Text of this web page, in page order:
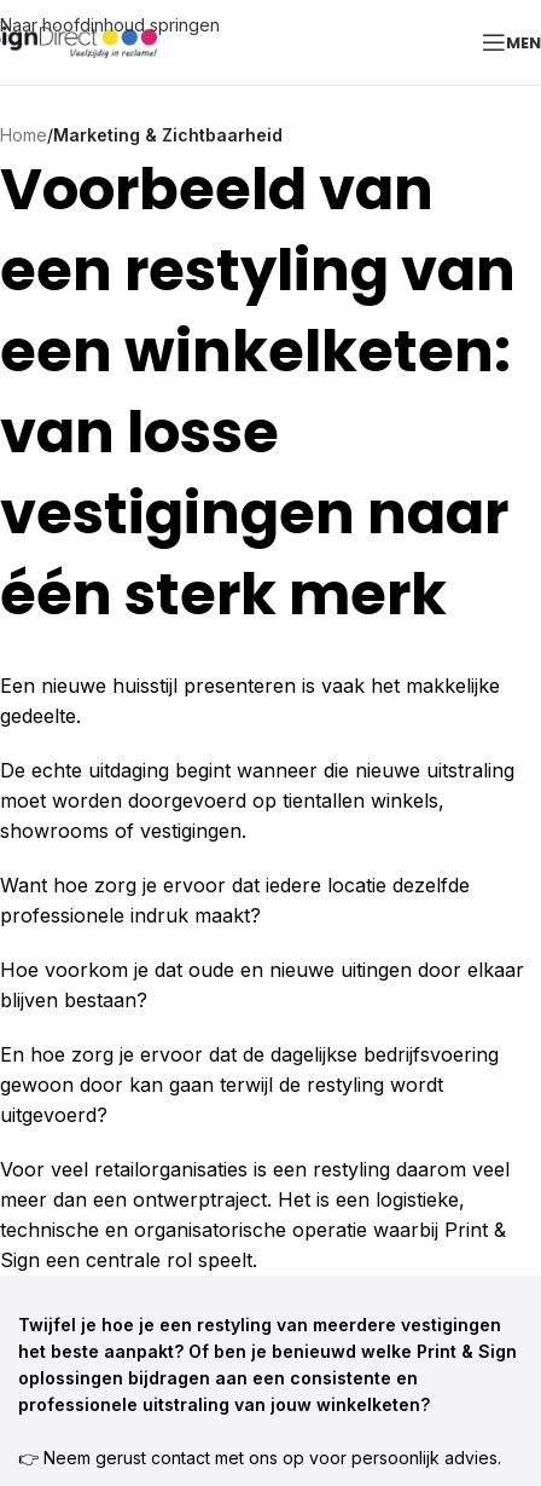
Naar hoofdinhoud springen
Home/Marketing & Zichtbaarheid
Voorbeeld van
een restyling van
een winkelketen:
van losse
vestigingen naar
één sterk merk
Een nieuwe huisstijl presenteren is vaak het makkelijke
gedeelte.
De echte uitdaging begint wanneer die nieuwe uitstraling
moet worden doorgevoerd op tientallen winkels,
showrooms of vestigingen.
Want hoe zorg je ervoor dat iedere locatie dezelfde
professionele indruk maakt?
Hoe voorkom je dat oude en nieuwe uitingen door elkaar
blijven bestaan?
En hoe zorg je ervoor dat de dagelijkse bedrijfsvoering
gewoon door kan gaan terwijl de restyling wordt
uitgevoerd?
Voor veel retailorganisaties is een restyling daarom veel
meer dan een ontwerptraject. Het is een logistieke,
technische en organisatorische operatie waarbij Print &
Sign een centrale rol speelt.
Twijfel je hoe je een restyling van meerdere vestigingen
het beste aanpakt? Of ben je benieuwd welke Print & Sign
oplossingen bijdragen aan een consistente en
professionele uitstraling van jouw winkelketen?
👉 Neem gerust contact met ons op voor persoonlijk advies.